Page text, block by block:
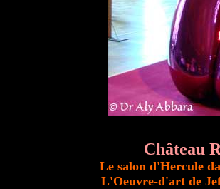
Château
Le salon d'Hercule
L'Oeuvre-d'art de